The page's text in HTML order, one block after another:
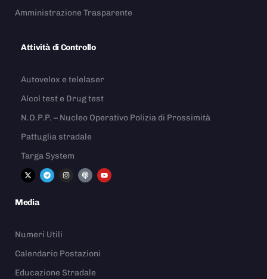
Amministrazione Trasparente
Attività di Controllo
Autovelox e telelaser
Alcol test e Drug test
N.O.P.P. – Nucleo Operativo Polizia di Prossimità
Pattuglia stradale
Targa System
Media
Numeri Utili
Calendario Postazioni
Educazione Stradale